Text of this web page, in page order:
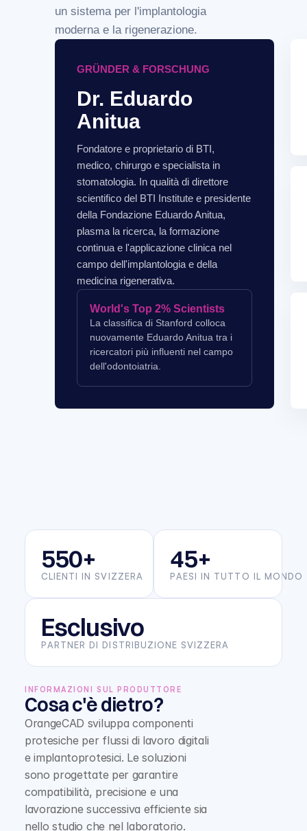
un sistema per l'implantologia
moderna e la rigenerazione.
GRÜNDER & FORSCHUNG
Dr. Eduardo
Anitua
Fondatore e proprietario di BTI,
medico, chirurgo e specialista in
stomatologia. In qualità di direttore
scientifico del BTI Institute e presidente
della Fondazione Eduardo Anitua,
plasma la ricerca, la formazione
continua e l'applicazione clinica nel
campo dell'implantologia e della
medicina rigenerativa.
World's Top 2% Scientists
La classifica di Stanford colloca
nuovamente Eduardo Anitua tra i
ricercatori più influenti nel campo
dell'odontoiatria.
550+
CLIENTI IN SVIZZERA
45+
PAESI IN TUTTO IL MONDO
Esclusivo
PARTNER DI DISTRIBUZIONE SVIZZERA
INFORMAZIONI SUL PRODUTTORE
Cosa c'è dietro?
OrangeCAD sviluppa componenti
protesiche per flussi di lavoro digitali
e implantoprotesici. Le soluzioni
sono progettate per garantire
compatibilità, precisione e una
lavorazione successiva efficiente sia
nello studio che nel laboratorio.